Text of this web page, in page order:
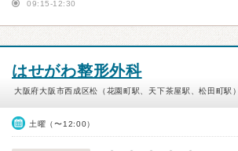
09:15-12:30
はせがわ整形外科
大阪府大阪市西成区松（花園町駅、天下茶屋駅、松田町駅）
土曜（〜12:00）